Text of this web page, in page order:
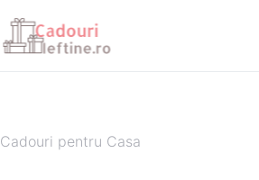
Cadouri pentru Casa